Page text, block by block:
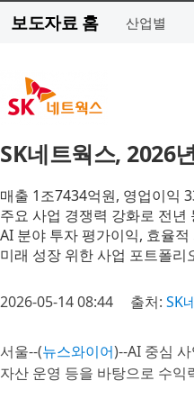
보도자료 홈 산업별
SK네트웍스, 2026
매출 1조7434억원, 영업이익
주요 사업 경쟁력 강화로 전년
AI 분야 투자 평가이익, 효율
미래 성장 위한 사업 포트폴
2026-05-14 08:44 출처: SK
서울--(뉴스와이어)--AI 중심
자산 운영 등을 바탕으로 수